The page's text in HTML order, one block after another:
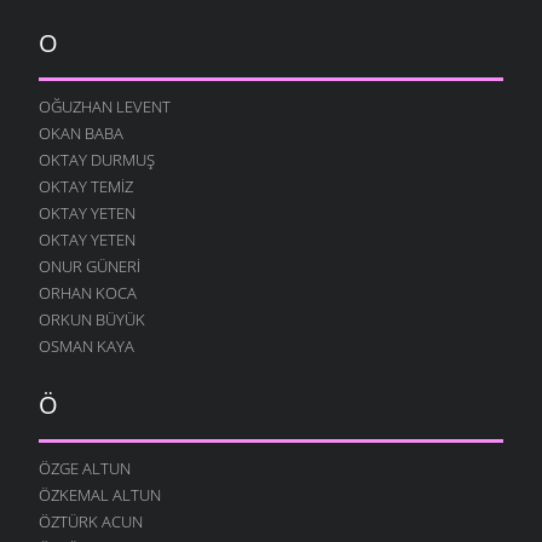
HASTA
ATASÖZLERI- 8 ARALIK 2005
POXUN
ATASÖZLERI
EV DANASI
ATASÖZLERI
POX YIYAN KARĞA
ATASÖZLERI- 8 ARALIK 2005
USTANIN
ATASÖZLERI- 8 ARALIK 2005
SIÇANDAN
TARLADA
ATASÖZLERI- 8 ARALIK 2005
TAŞ
ATASÖZLERI - 8 ARALIK 2005
O
OĞUZHAN LEVENT
OKAN BABA
OKTAY DURMUŞ
OKTAY TEMIZ
OKTAY YETEN
OKTAY YETEN
ONUR GÜNERI
ORHAN KOCA
ORKUN BÜYÜK
OSMAN KAYA
Ö
ÖZGE ALTUN
ÖZKEMAL ALTUN
ÖZTÜRK ACUN